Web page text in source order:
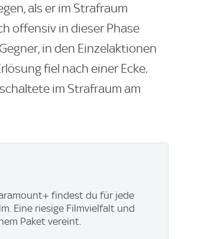
als er im Strafraum
offensiv in dieser Phase
in den Einzelaktionen
fiel nach einer Ecke.
im Strafraum am
findest du für jede
Eine riesige Filmvielfalt und
Paket vereint.